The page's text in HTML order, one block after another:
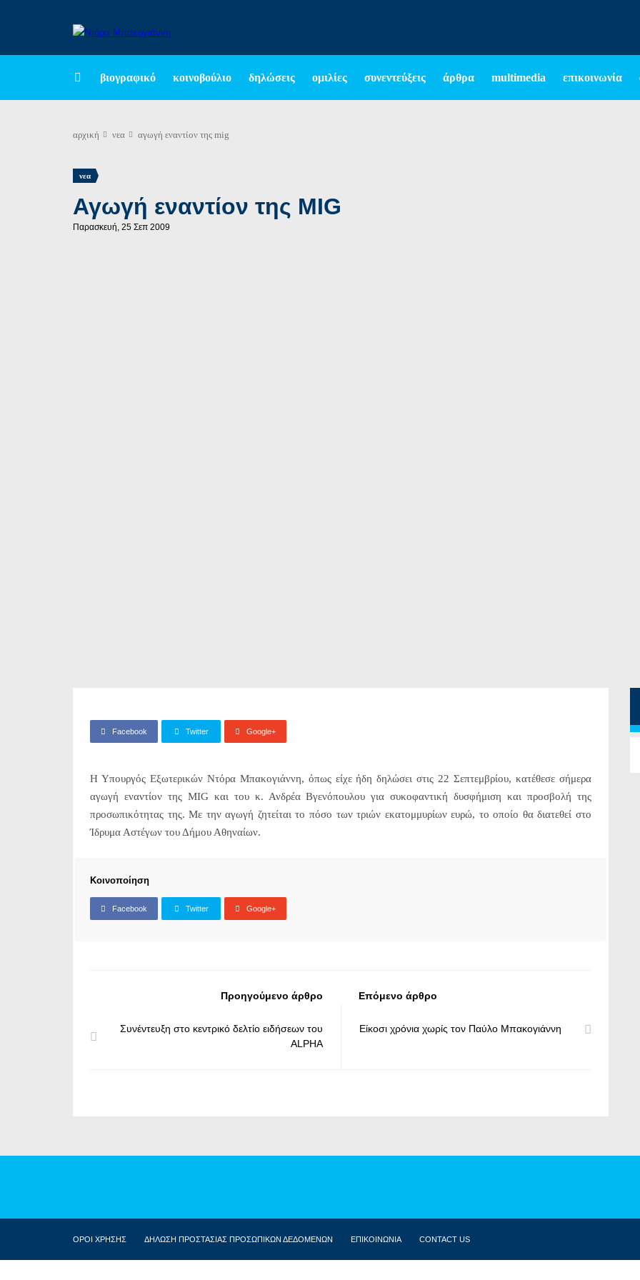
βιογραφικό κοινοβούλιο δηλώσεις ομιλίες συνεντεύξεις άρθρα multimedia επικοινωνία
αρχική νεα αγωγή εναντίον της mig
νεα
Αγωγή εναντίον της MIG
Παρασκευή, 25 Σεπ 2009
Facebook Twitter Google+
Η Υπουργός Εξωτερικών Ντόρα Μπακογιάννη, όπως είχε ήδη δηλώσει στις 22 Σεπτεμβρίου, κατέθεσε σήμερα
αγωγή εναντίον της MIG και του κ. Ανδρέα Βγενόπουλου για συκοφαντική δυσφήμιση και προσβολή της
προσωπικότητας της. Με την αγωγή ζητείται το πόσο των τριών εκατομμυρίων ευρώ, το οποίο θα διατεθεί στο
Ίδρυμα Αστέγων του Δήμου Αθηναίων.
Κοινοποίηση
Facebook Twitter Google+
Προηγούμενο άρθρο
Συνέντευξη στο κεντρικό δελτίο ειδήσεων του
ALPHA
Επόμενο άρθρο
Είκοσι χρόνια χωρίς τον Παύλο Μπακογιάννη
ΟΡΟΙ ΧΡΗΣΗΣ ΔΗΛΩΣΗ ΠΡΟΣΤΑΣΙΑΣ ΠΡΟΣΩΠΙΚΩΝ ΔΕΔΟΜΕΝΩΝ ΕΠΙΚΟΙΝΩΝΙΑ CONTACT US